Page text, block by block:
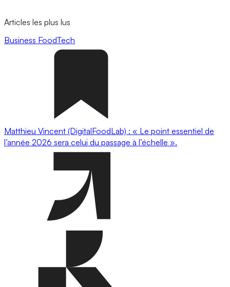
Articles les plus lus
Business FoodTech
Matthieu Vincent (DigitalFoodLab) : « Le point essentiel de
l’année 2026 sera celui du passage à l’échelle ».